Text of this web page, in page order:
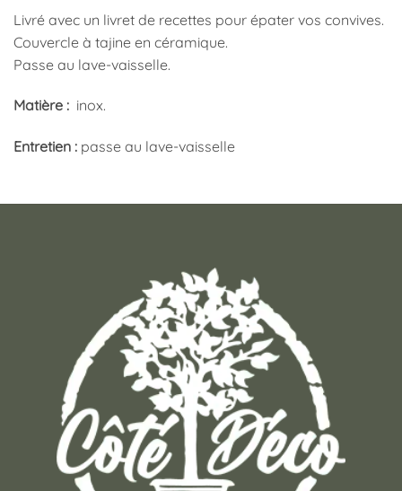
Livré avec un livret de recettes pour épater vos convives.
Couvercle à tajine en céramique.
Passe au lave-vaisselle.
Matière : inox.
Entretien : passe au lave-vaisselle